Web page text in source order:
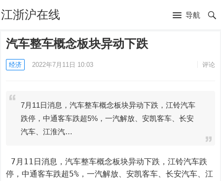
江浙沪在线 导航
汽车整车概念板块异动下跌
经济 2022年7月11日 10:03 评论
7月11日消息，汽车整车概念板块异动下跌，江铃汽车
跌停，中通客车跌超5%，一汽解放、安凯客车、长安
汽车、江淮汽…
停，中通客车跌超5%，一汽解放、安凯客车、长安汽车、江